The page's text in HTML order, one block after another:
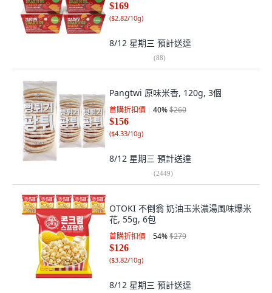
$169
($2.82/10g)
8/12 星期三 預計送達
(88)
Pangtwi 原味米香, 120g, 3個
首購折扣價 40%$260
$156
($4.33/10g)
8/12 星期三 預計送達
(2449)
OTOKI 不倒翁 奶油玉米濃湯風味爆米
花, 55g, 6包
首購折扣價 54%$279
$126
($3.82/10g)
8/12 星期三 預計送達